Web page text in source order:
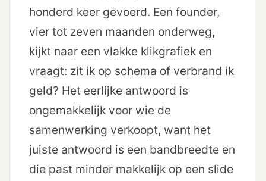
honderd keer gevoerd. Een founder,
vier tot zeven maanden onderweg,
kijkt naar een vlakke klikgrafiek en
vraagt: zit ik op schema of verbrand ik
geld? Het eerlijke antwoord is
ongemakkelijk voor wie de
samenwerking verkoopt, want het
juiste antwoord is een bandbreedte en
die past minder makkelijk op een slide